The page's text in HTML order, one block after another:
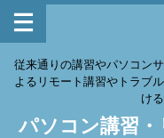
従来通りの講習やパソコン
よるリモート講習やトラブ
け
パソコン講習